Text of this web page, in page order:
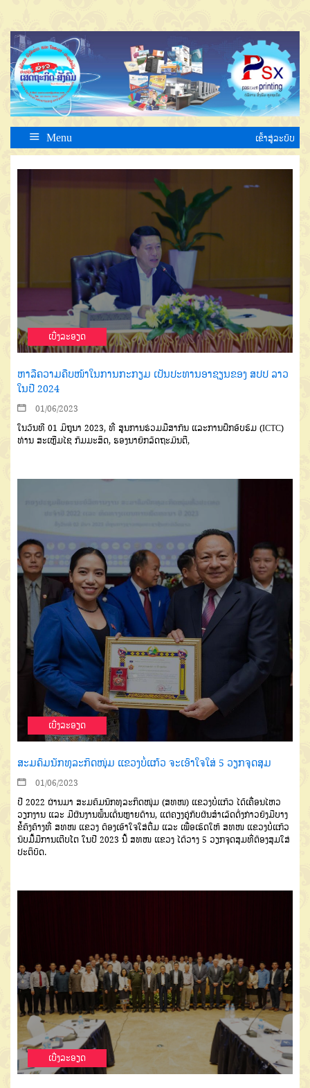
Menu ເຂົ້າສູ່ລະບົບ
ເບີ່ງລະອຽດ
ຫາລືຄວາມຄືບໜ້າໃນການກະກຽມ ເປັນປະທານອາຊຽນຂອງ ສປປ ລາວ
ໃນປີ 2024
01/06/2023
ໃນວັນທີ 01 ມິຖຸນາ 2023, ທີ່ ສູນການຮ່ວມມືສາກົນ ແລະການຝຶກອົບຮົມ (ICTC)
ທ່ານ ສະເຫຼີມໄຊ ກົມມະສິດ, ຮອງນາຍົກລັດຖະມົນຕີ,
ເບີ່ງລະອຽດ
ສະມຄົມນັກທຸລະກິດໜຸ່ມ ແຂວງບໍ່ແກ້ວ ຈະເອົາໃຈໃສ່ 5 ວຽກຈຸດສຸມ
01/06/2023
ປີ 2022 ຜ່ານມາ ສະມຄົມນັກທຸລະກິດໜຸ່ມ (ສທໜ) ແຂວງບໍ່ແກ້ວ ໄດ້ເຄື່ອນໄຫວ
ວຽກງານ ແລະ ມີຜົນງານພົ້ນເດັ່ນຫຼາຍດ້ານ, ແຕ່ຄຽງຄູ່ກັບຜົນສຳເລັດດັ່ງກ່າວຍັງມີບາງ
ຂໍ້ຄົງຄ້າງທີ່ ສທໜ ແຂວງ ຕ້ອງເອົາໃຈໃສ່ຕື່ມ ແລະ ເພື່ອເຮັດໃຫ້ ສທໜ ແຂວງບໍ່ແກ້ວ
ນັບມື້ມີການເຕີບໂຕ ໃນປີ 2023 ນີ້ ສທໜ ແຂວງ ໄດ້ວາງ 5 ວຽກຈຸດສຸມທີ່ຕ້ອງສຸມໃສ່
ປະຕິບັດ.
ເບີ່ງລະອຽດ